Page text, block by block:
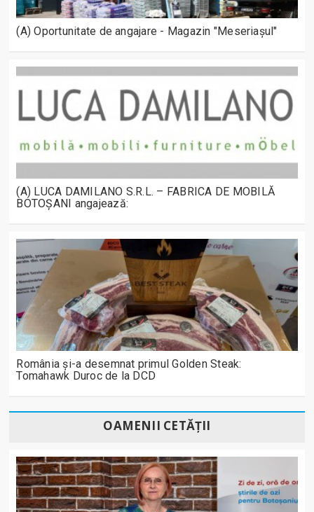
(A) Oportunitate de angajare - Magazin "Meseriașul"
(A) LUCA DAMILANO S.R.L. – FABRICA DE MOBILĂ
BOTOȘANI angajează:
România și-a desemnat primul Golden Steak:
Tomahawk Duroc de la DCD
OAMENII CETĂȚII